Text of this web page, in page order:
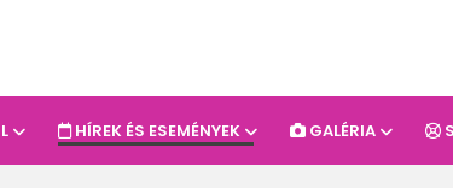
HÍREK ÉS ESEMÉNYEK GALÉRIA